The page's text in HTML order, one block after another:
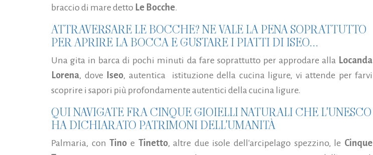
braccio di mare detto Le Bocche.
ATTRAVERSARE LE BOCCHE? NE VALE LA PENA SOPRATTUTTO
PER APRIRE LA BOCCA E GUSTARE I PIATTI DI ISEO...
Una gita in barca di pochi minuti da fare soprattutto per approdare alla Locanda
Lorena, dove Iseo, autentica istituzione della cucina ligure, vi attende per farvi
scoprire i sapori più profondamente autentici della cucina ligure.
QUI NAVIGATE FRA CINQUE GIOIELLI NATURALI CHE L'UNESCO
HA DICHIARATO PATRIMONI DELL'UMANITÀ
Palmaria, conTino e Tinetto, altre due isole dell'arcipelago spezzino, le Cinque